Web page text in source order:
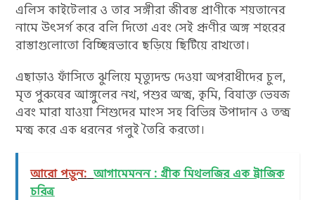
এলিস কাইটেলার ও তার সঙ্গীরা জীবন্ত প্রাণীকে শয়তানের
নামে উৎসর্গ করে বলি দিতো এবং সেই প্রূণীর অঙ্গ শহরের
রাস্তাগুলোতো বিচ্ছিন্নভাবে ছড়িয়ে ছিটিয়ে রাখতো।
এছাড়াও ফাঁসিতে ঝুলিয়ে মৃত্যুদন্ড দেওয়া অপরাধীদের চুল,
মৃত পুরুষের আঙ্গুলের নখ, পশুর অন্ত্র, কৃমি, বিষাক্ত ভেষজ
এবং মারা যাওয়া শিশুদের মাংস সহ বিভিন্ন উপাদান ও তন্ত্র
মন্ত্র করে এক ধরনের গলুই তৈরি করতো।
আরো পড়ুন: আগামেমনন : গ্রীক মিথলজির এক ট্রাজিক
চরিত্র